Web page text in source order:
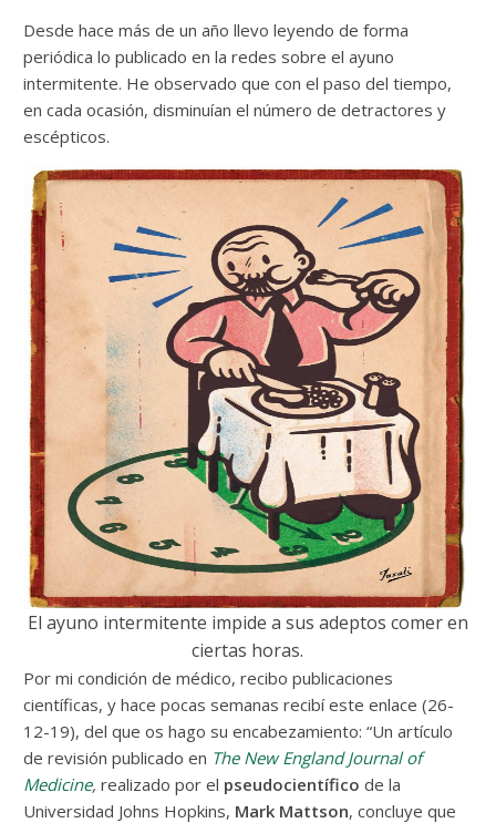
Desde hace más de un año llevo leyendo de forma
periódica lo publicado en la redes sobre el ayuno
intermitente. He observado que con el paso del tiempo,
en cada ocasión, disminuían el número de detractores y
escépticos.
El ayuno intermitente impide a sus adeptos comer en
ciertas horas.
Por mi condición de médico, recibo publicaciones
científicas, y hace pocas semanas recibí este enlace (26-
12-19), del que os hago su encabezamiento: “Un artículo
de revisión publicado en The New England Journal of
Medicine, realizado por el pseudocientífico de la
Universidad Johns Hopkins, Mark Mattson, concluye que